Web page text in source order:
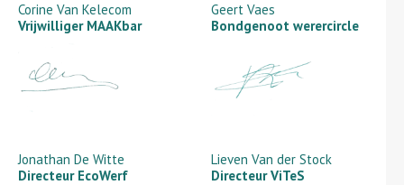
Corine Van Kelecom
Vrijwilliger MAAKbar
Geert Vaes
Bondgenoot werercircle
Jonathan De Witte
Directeur EcoWerf
Lieven Van der Stock
Directeur ViTeS